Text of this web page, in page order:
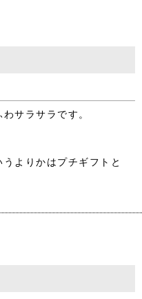
サラサラです。
よりかはプチギフトと